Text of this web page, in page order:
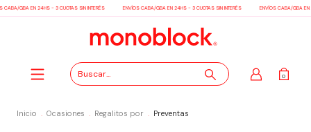
CABA/GBA EN 24HS - 3 CUOTAS SIN INTERÉS ENVÍOS CABA/GBA EN 24HS - 3 CUOTAS SIN INTERÉS ENVÍOS CABA/GBA EN
0
Inicio . Ocasiones . Regalitos por . Preventas